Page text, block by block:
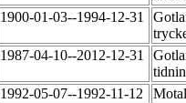
1900-01-03--1994-12-31
1987-04-10--2012-12-31
1992-05-07--1992-11-12